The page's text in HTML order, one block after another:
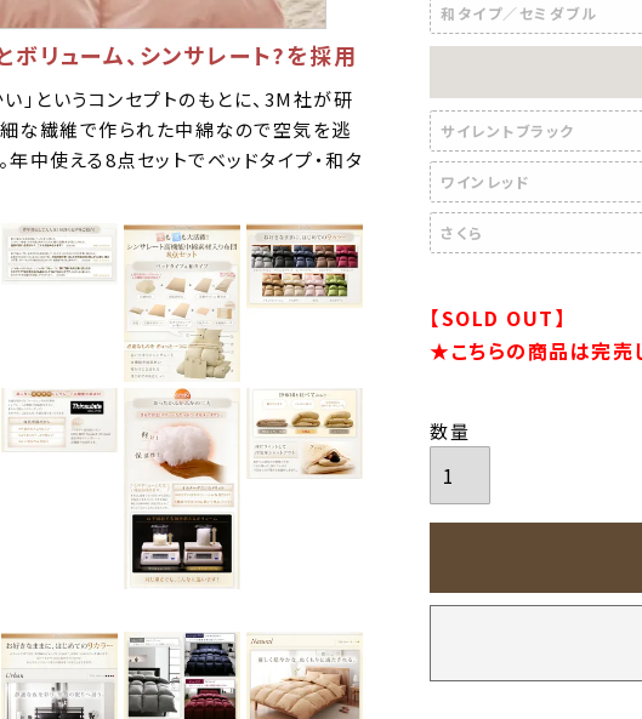
リューム、シンサレート?を採用
」というコンセプトのもとに、3M社が研
な繊維で作られた中綿なので空気を逃
中使える8点セットでベッドタイプ・和タ
和タイプ／セミダブル
サイレントブラック
ワインレッド
さくら
【SOLD OUT】
★こちらの商品は完売